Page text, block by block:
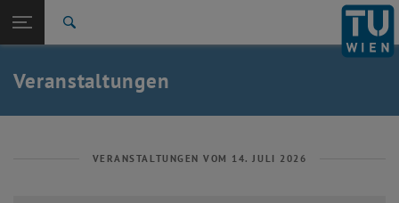
TU Login
Quicklinks
Quicklinks-Menü umschalten
Studium
Karriere
Zurück: Subseiten von Aktuelles auflisten
Aktuelles
Veranstaltungen
VERANSTALTUNGEN VOM 14. JULI 2026